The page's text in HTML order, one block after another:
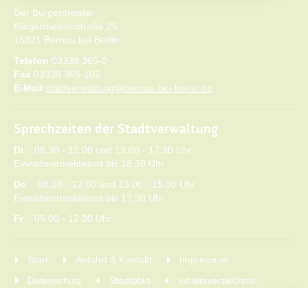
Der Bürgermeister
Bürgermeisterstraße 25
16321 Bernau bei Berlin
Telefon 03338 365-0
Fax 03338 365-105
E-Mail stadtverwaltung@bernau-bei-berlin.de
Sprechzeiten der Stadtverwaltung
Di 08.30 - 12.00 und 13.00 - 17.30 Uhr
Einwohnermeldeamt bis 18.30 Uhr
Do 08.30 - 12.00 und 13.00 - 15.30 Uhr
Einwohnermeldeamt bis 17.30 Uhr
Fr 09.00 - 12.00 Uhr
Start Anfahrt & Kontakt
Impressum
Datenschutz
Stadtplan Inhaltsverzeichnis